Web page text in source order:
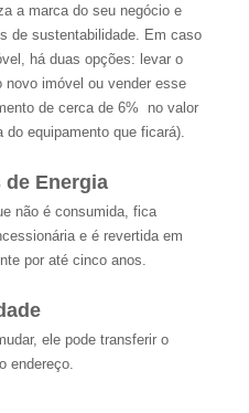
a marca do seu negócio e
de sustentabilidade. Em caso
há duas opções: levar o
novo imóvel ou vender esse
de cerca de 6% no valor
do equipamento que ficará).
de Energia
não é consumida, fica
e é revertida em
por até cinco anos.
ele pode transferir o
endereço.